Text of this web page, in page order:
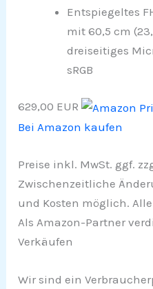
Entspiegeltes
mit 60,5 cm
dreiseitiges
sRGB
629,00 EUR
Bei Amazon kaufen
Preise inkl. MwSt. ggf.
Zwischenzeitliche
und Kosten möglich. Alle
Als Amazon-Partner
Verkäufen
Wir sind ein